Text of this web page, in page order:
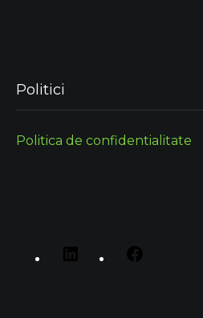
Politici
Politica de confidentialitate